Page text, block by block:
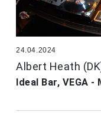
24.04.2024
Albert Heath
Ideal Bar, VEGA -